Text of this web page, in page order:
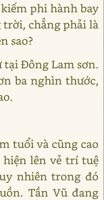
phi hành bay
chẳng phải là
sao?
tại Đông Lam sơn.
ba nghìn thước,
tuổi và cũng cao
lên vẻ trí tuệ
nhiên trong đó
Tần Vũ đang